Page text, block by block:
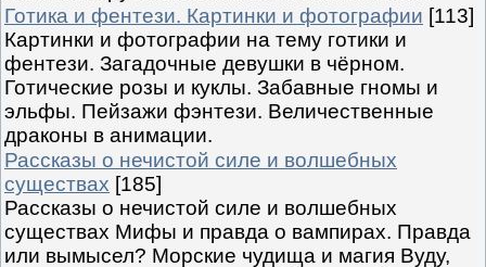
Готика и фентези. Картинки и фотографии [113]
Картинки и фотографии на тему готики и
фентези. Загадочные девушки в чёрном.
Готические розы и куклы. Забавные гномы и
эльфы. Пейзажи фэнтези. Величественные
драконы в анимации.
Рассказы о нечистой силе и волшебных
существах [185]
Рассказы о нечистой силе и волшебных
существах Мифы и правда о вампирах. Правда
или вымысел? Морские чудища и магия Вуду,